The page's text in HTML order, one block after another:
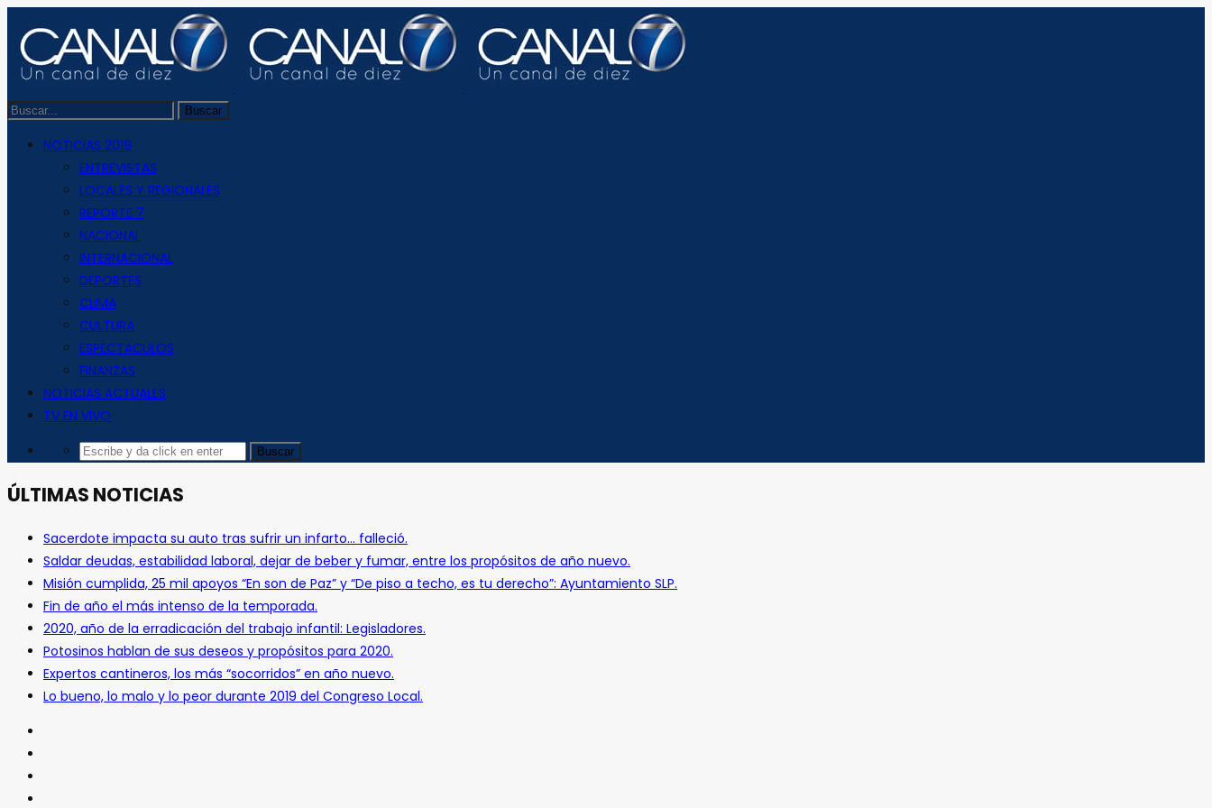
NOTICIAS 2019
ENTREVISTAS
LOCALES Y REGIONALES
REPORTE 7
NACIONAL
INTERNACIONAL
DEPORTES
CLIMA
CULTURA
ESPECTACULOS
FINANZAS
NOTICIAS ACTUALES
TV EN VIVO
ÚLTIMAS NOTICIAS
Sacerdote impacta su auto tras sufrir un infarto… falleció.
Saldar deudas, estabilidad laboral, dejar de beber y fumar, entre los propósitos de año nuevo.
Misión cumplida, 25 mil apoyos “En son de Paz” y “De piso a techo, es tu derecho”: Ayuntamiento SLP.
Fin de año el más intenso de la temporada.
2020, año de la erradicación del trabajo infantil: Legisladores.
Potosinos hablan de sus deseos y propósitos para 2020.
Expertos cantineros, los más “socorridos” en año nuevo.
Lo bueno, lo malo y lo peor durante 2019 del Congreso Local.